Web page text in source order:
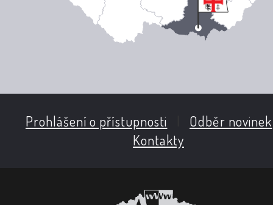
Prohlášení o přístupnosti Odběr novinek
Kontakty